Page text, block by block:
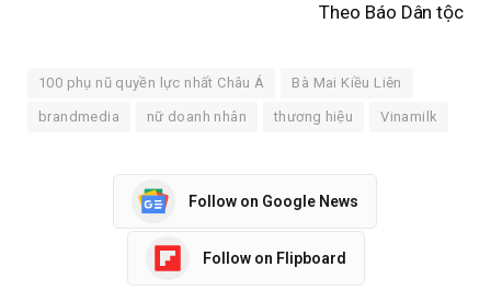
Theo Báo Dân tộc
100 phụ nũ quyền lực nhất Châu Á Bà Mai Kiều Liên
brandmedia nữ doanh nhân thương hiệu Vinamilk
Follow on Google News
Follow on Flipboard